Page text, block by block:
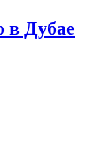
в Дубае